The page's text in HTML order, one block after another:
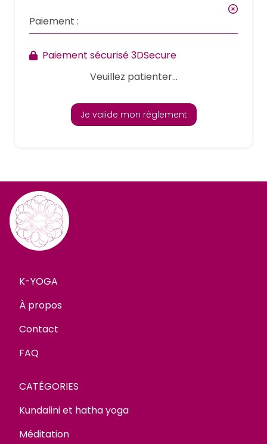
Paiement :
Paiement sécurisé 3DSecure
Veuillez patienter...
Je valide mon règlement
K-YOGA
À propos
Contact
FAQ
CATÉGORIES
Kundalini et hatha yoga
Méditation